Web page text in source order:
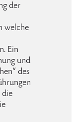
der
welche
Ein
und
des
die